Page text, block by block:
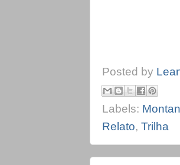
Posted by
Labels:
Relato, Trilha